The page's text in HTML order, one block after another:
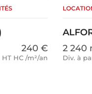
240 €
HT HC /m²/an
2 240
Div. à